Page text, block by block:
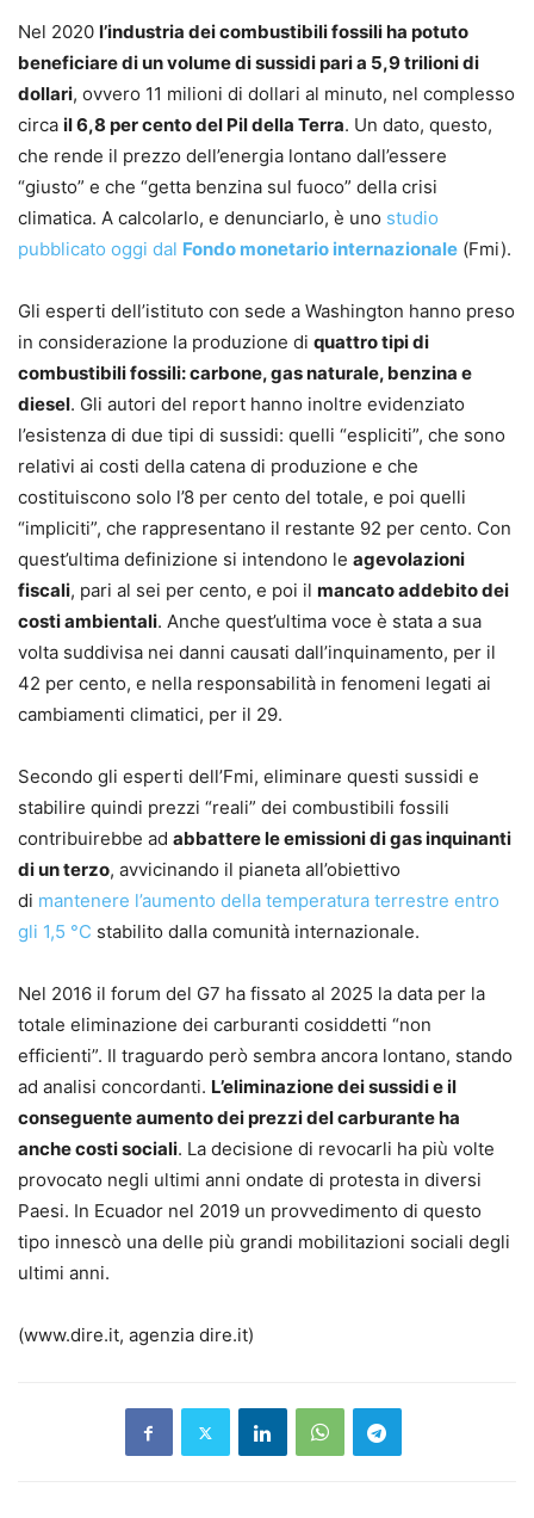
Nel 2020 l’industria dei combustibili fossili ha potuto
beneficiare di un volume di sussidi pari a 5,9 trilioni di
dollari, ovvero 11 milioni di dollari al minuto, nel complesso
circa il 6,8 per cento del Pil della Terra. Un dato, questo,
che rende il prezzo dell’energia lontano dall’essere
“giusto” e che “getta benzina sul fuoco” della crisi
climatica. A calcolarlo, e denunciarlo, è uno studio
pubblicato oggi dal Fondo monetario internazionale (Fmi).
Gli esperti dell’istituto con sede a Washington hanno preso
in considerazione la produzione di quattro tipi di
combustibili fossili: carbone, gas naturale, benzina e
diesel. Gli autori del report hanno inoltre evidenziato
l’esistenza di due tipi di sussidi: quelli “espliciti”, che sono
relativi ai costi della catena di produzione e che
costituiscono solo l’8 per cento del totale, e poi quelli
“impliciti”, che rappresentano il restante 92 per cento. Con
quest’ultima definizione si intendono le agevolazioni
fiscali, pari al sei per cento, e poi il mancato addebito dei
costi ambientali. Anche quest’ultima voce è stata a sua
volta suddivisa nei danni causati dall’inquinamento, per il
42 per cento, e nella responsabilità in fenomeni legati ai
cambiamenti climatici, per il 29.
Secondo gli esperti dell’Fmi, eliminare questi sussidi e
stabilire quindi prezzi “reali” dei combustibili fossili
contribuirebbe ad abbattere le emissioni di gas inquinanti
di un terzo, avvicinando il pianeta all’obiettivo
di mantenere l’aumento della temperatura terrestre entro
gli 1,5 °C stabilito dalla comunità internazionale.
Nel 2016 il forum del G7 ha fissato al 2025 la data per la
totale eliminazione dei carburanti cosiddetti “non
efficienti”. Il traguardo però sembra ancora lontano, stando
ad analisi concordanti. L’eliminazione dei sussidi e il
conseguente aumento dei prezzi del carburante ha
anche costi sociali. La decisione di revocarli ha più volte
provocato negli ultimi anni ondate di protesta in diversi
Paesi. In Ecuador nel 2019 un provvedimento di questo
tipo innescò una delle più grandi mobilitazioni sociali degli
ultimi anni.
(www.dire.it, agenzia dire.it)